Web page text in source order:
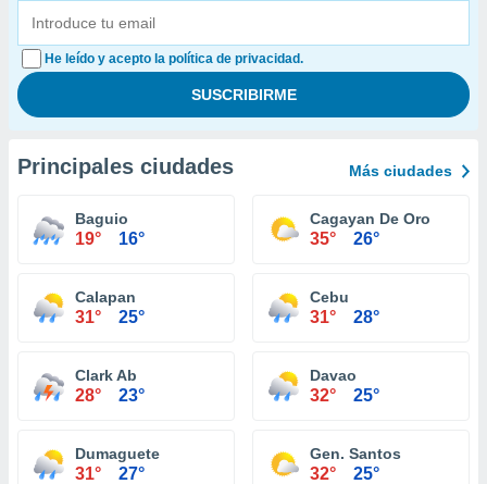
He leído y acepto la política de privacidad.
Principales ciudades Más ciudades
Baguio
19° 16°
Cagayan De Oro
35° 26°
Calapan
31° 25°
Cebu
31° 28°
Clark Ab
28° 23°
Davao
32° 25°
Dumaguete
31° 27°
Gen. Santos
32° 25°